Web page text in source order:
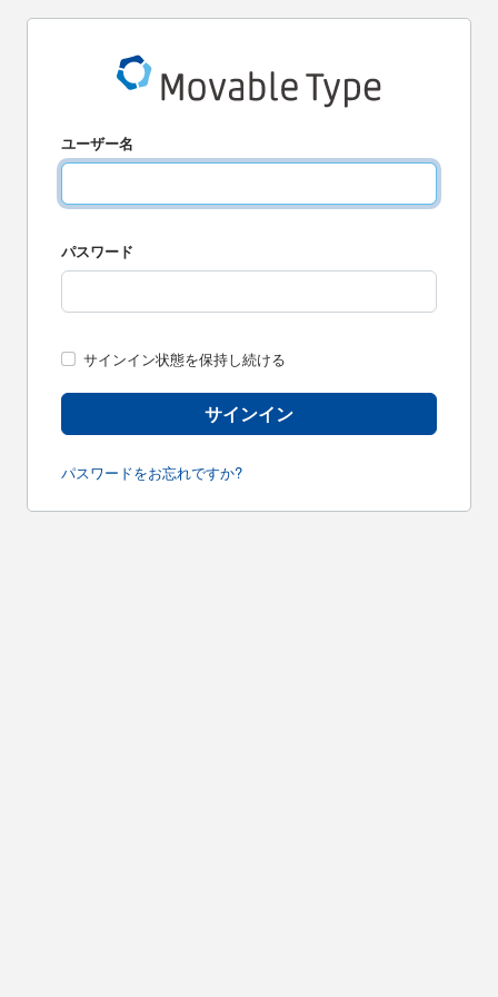
ユーザー名
パスワード
サインイン状態を保持し続ける
パスワードをお忘れですか?
サインイン